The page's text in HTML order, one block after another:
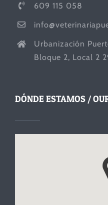
609 115 058
Urbanización
Bloque 2, Local 2
DÓNDE ESTAMOS /